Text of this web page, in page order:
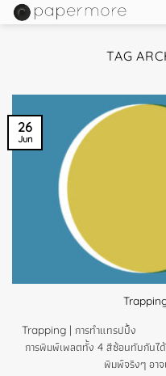
Skip
to
TAG
Trapping | การทำแทรปปิ้ง เ
การพิมพ์เพลตทั้ง 4 สีซ้อนทับกันไ
พิมพ์จริงๆ อา
26
Jun